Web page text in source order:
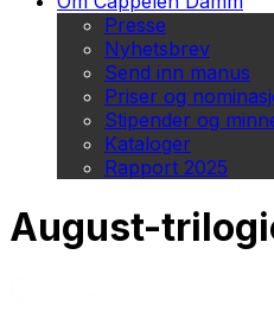
Presse
Nyhetsbrev
Send inn manus
Priser og
Stipender og
Kataloger
Rapport 2025
August-